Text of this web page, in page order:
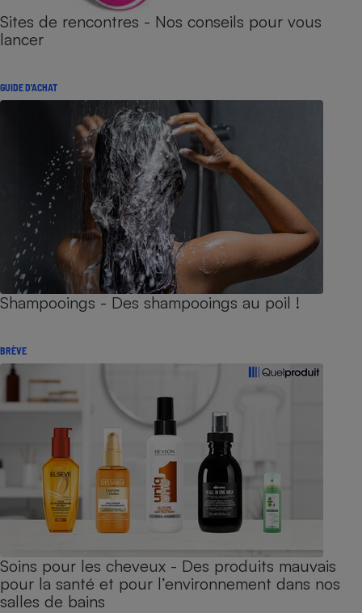
Sites de rencontres - Nos conseils pour vous
lancer
GUIDE D'ACHAT
Shampooings - Des shampooings au poil !
BRÈVE
Soins pour les cheveux - Des produits mauvais
pour la santé et pour l’environnement dans nos
salles de bains